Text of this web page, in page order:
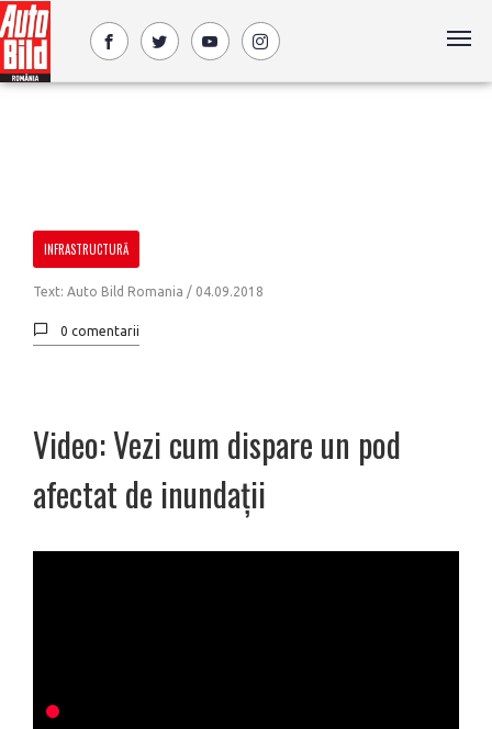
INFRASTRUCTURĂ
Text: Auto Bild Romania / 04.09.2018
0 comentarii
Video: Vezi cum dispare un pod
afectat de inundații